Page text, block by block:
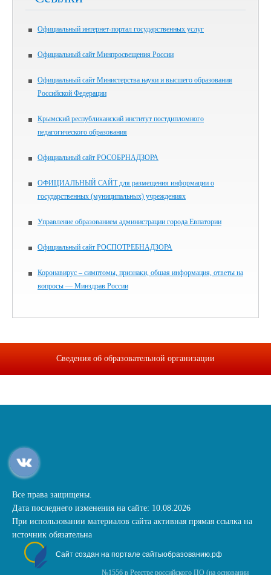
Официальный интернет-портал государственных услуг
Официальный сайт Минпросвещения России
Официальный сайт Министерства науки и высшего образования
Российской Федерации
Крымский республиканский институт постдипломного
педагогического образования
Официальный сайт РОСОБРНАДЗОРА
ОФИЦИАЛЬНЫЙ САЙТ для размещения информации о
государственных (муниципальных) учреждениях
Управление образованием администрации города Евпатории
Официальный сайт РОСПОТРЕБНАДЗОРА
Коронавирус – симптомы, признаки, общая информация, ответы на
вопросы — Минздрав России
Сведения об образовательной организации
Все права защищены.
Дата последнего изменения на сайте: 10.08.2026
При использовании материалов сайта активная прямая ссылка на
источник обязательна
Сайт создан на портале сайтыобразованию.рф
№1556 в Реестре российского ПО (на основании